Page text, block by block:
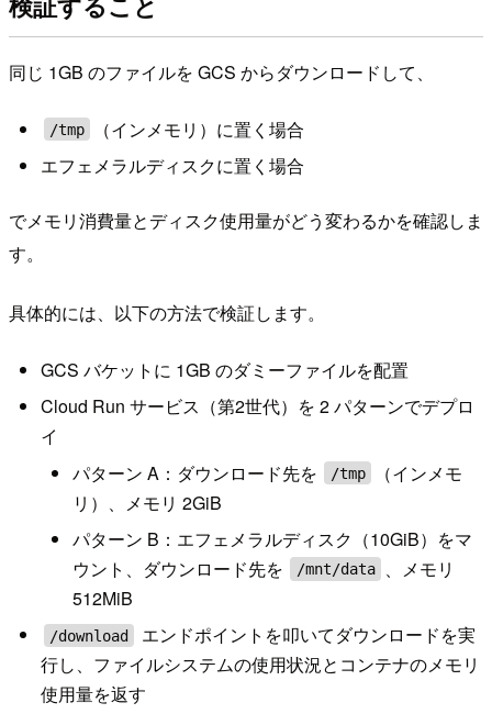
同じ 1GB のファイルを GCS からダウンロードして、
/tmp
（インメモリ）に置く場合
エフェメラルディスクに置く場合
でメモリ消費量とディスク使用量がどう変わるかを確認しま
す。
具体的には、以下の方法で検証します。
GCS バケットに 1GB のダミーファイルを配置
Cloud Run サービス（第2世代）を 2 パターンでデプロ
イ
パターン A：ダウンロード先を
/tmp
（インメモ
リ）、メモリ 2GiB
パターン B：エフェメラルディスク（10GiB）をマ
ウント、ダウンロード先を
/mnt/data
、メモリ
512MiB
/download
エンドポイントを叩いてダウンロードを実
行し、ファイルシステムの使用状況とコンテナのメモリ
使用量を返す